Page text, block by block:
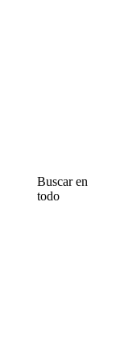
Buscar en
todo